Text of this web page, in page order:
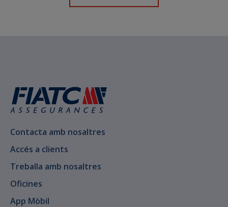
Contacta amb nosaltres
Accés a clients
Treballa amb nosaltres
Oficines
App Mòbil